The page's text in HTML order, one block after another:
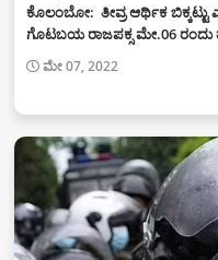
ಕೊಲಂಬೋ: ತೀವ್ರ ಆರ್ಥಿಕ ಬಿಕ್ಕಟ್ಟು
ಗೊಟಬಯ ರಾಜಪಕ್ಸ ಮೇ.06 ರಂದು
ಮೇ 07, 2022